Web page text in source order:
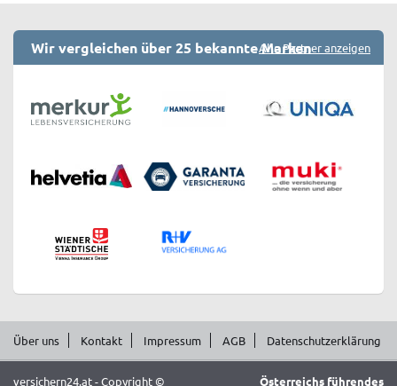
Wir vergleichen über 25 bekannte MarkenAlle Partner anzeigen
Über uns Kontakt Impressum AGB Datenschutzerklärung
versichern24.at - Copyright © Österreichs führendes